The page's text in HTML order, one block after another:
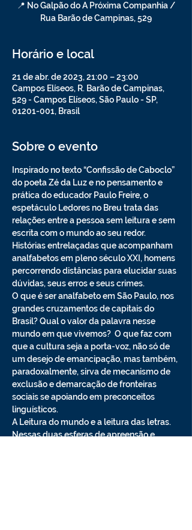
📍 No Galpão do A Próxima Companhia /
Rua Barão de Campinas, 529
Horário e local
21 de abr. de 2023, 21:00 – 23:00
Campos Elíseos, R. Barão de Campinas,
529 - Campos Elíseos, São Paulo - SP,
01201-001, Brasil
Sobre o evento
Inspirado no texto “Confissão de Caboclo”
do poeta Zé da Luz e no pensamento e
prática do educador Paulo Freire, o
espetáculo Ledores no Breu trata das
relações entre a pessoa sem leitura e sem
escrita com o mundo ao seu redor.
Histórias entrelaçadas que acompanham
analfabetos em pleno século XXI, homens
percorrendo distâncias para elucidar suas
dúvidas, seus erros e seus crimes.
O que é ser analfabeto em São Paulo, nos
grandes cruzamentos de capitais do
Brasil? Qual o valor da palavra nesse
mundo em que vivemos?  O que faz com
que a cultura seja a porta-voz, não só de
um desejo de emancipação, mas também,
paradoxalmente, sirva de mecanismo de
exclusão e demarcação de fronteiras
sociais se apoiando em preconceitos
linguísticos.
A Leitura do mundo e a leitura das letras.
Nessas duas esferas de apreensão e